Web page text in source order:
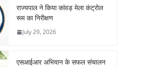
राज्यपाल ने किया कांवड़ मेला कंट्रोल
रूम का निरीक्षण
July 29, 2026
एसआईआर अभियान के सफल संचालन